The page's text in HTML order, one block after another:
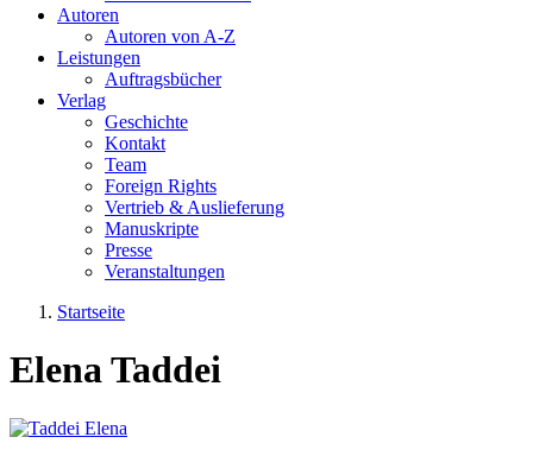
Autoren
Autoren von A-Z
Leistungen
Auftragsbücher
Verlag
Geschichte
Kontakt
Team
Foreign Rights
Vertrieb & Auslieferung
Manuskripte
Presse
Veranstaltungen
Startseite
Elena Taddei